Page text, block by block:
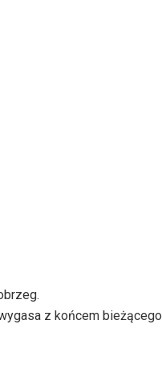
z końcem bieżącego